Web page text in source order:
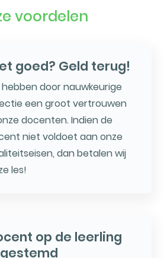
voordelen
goed? Geld terug!
hebben door nauwkeurige
een groot vertrouwen
docenten. Indien de
niet voldoet aan onze
dan betalen wij
les!
op de leerling